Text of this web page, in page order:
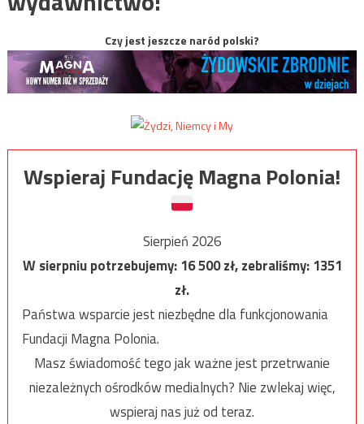
Czy jest jeszcze naród polski?
Wspieraj Fundację Magna Polonia!
Sierpień 2026
W sierpniu potrzebujemy:16 500zł, zebraliśmy:1351
zł.
Państwa wsparcie jest niezbędne dla funkcjonowania
Fundacji Magna Polonia.
Masz świadomość tego jak ważne jest przetrwanie
niezależnych ośrodków medialnych? Nie zwlekaj więc,
wspieraj nas już od teraz.